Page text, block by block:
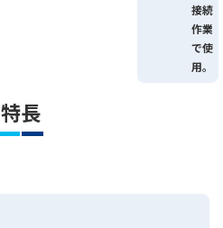
接続
作業
で使
用。
特長